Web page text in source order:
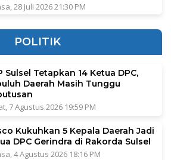
28 Juli 2026 21:30 PM
POLITIK
Sulsel Tetapkan 14 Ketua DPC,
Daerah Masih Tunggu
7 Agustus 2026 19:59 PM
Kukuhkan 5 Kepala Daerah Jadi
DPC Gerindra di Rakorda Sulsel
4 Agustus 2026 18:16 PM